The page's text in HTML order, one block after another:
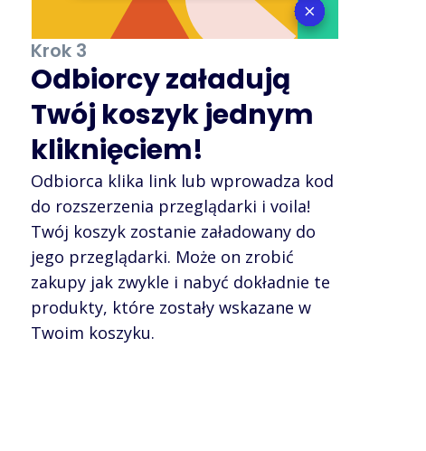
Krok 3
Odbiorcy załadują
Twój koszyk jednym
kliknięciem!
Odbiorca klika link lub wprowadza kod
do rozszerzenia przeglądarki i voila!
Twój koszyk zostanie załadowany do
jego przeglądarki. Może on zrobić
zakupy jak zwykle i nabyć dokładnie te
produkty, które zostały wskazane w
Twoim koszyku.